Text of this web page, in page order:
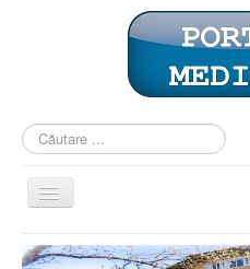
Căutare
...
Comută
navigarea
PREZENTARE